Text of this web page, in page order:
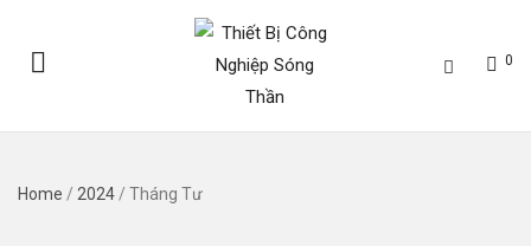
0
Home / 2024 / Tháng Tư